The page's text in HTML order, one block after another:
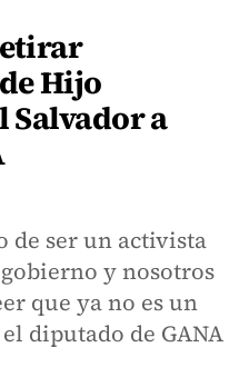
Hijo
a
de ser un activista
y nosotros
que ya no es un
diputado de GANA